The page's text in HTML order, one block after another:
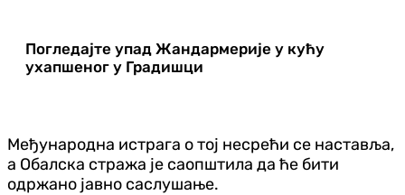
Погледајте упад Жандармерије у кућу
ухапшеног у Градишци
Међународна истрага о тој несрећи се наставља,
а Обалска стража је саопштила да ће бити
одржано јавно саслушање.